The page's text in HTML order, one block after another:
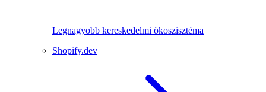
Legnagyobb kereskedelmi ökoszisztéma
Shopify.dev